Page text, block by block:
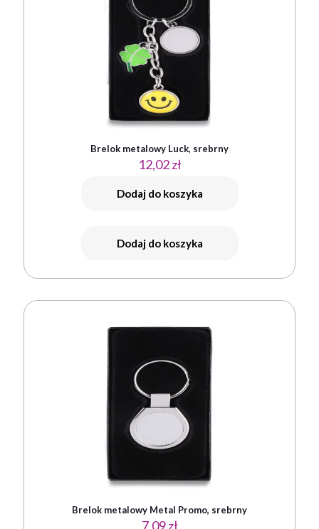
Brelok metalowy Luck, srebrny
12,02zł
Dodaj do koszyka
Dodaj do koszyka
Brelok metalowy Metal Promo, srebrny
7,09zł